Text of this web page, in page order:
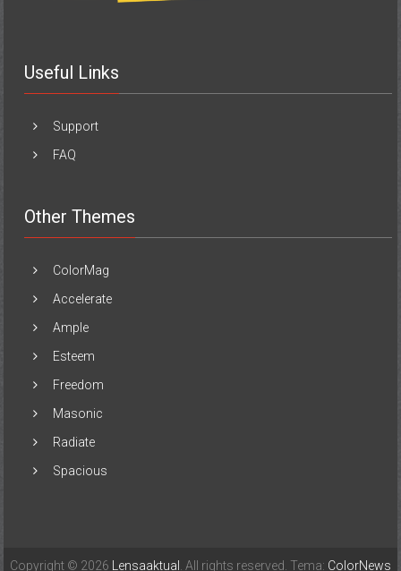
Useful Links
Support
FAQ
Other Themes
ColorMag
Accelerate
Ample
Esteem
Freedom
Masonic
Radiate
Spacious
Copyright © 2026 Lensaaktual . All rights reserved. Tema: ColorNews